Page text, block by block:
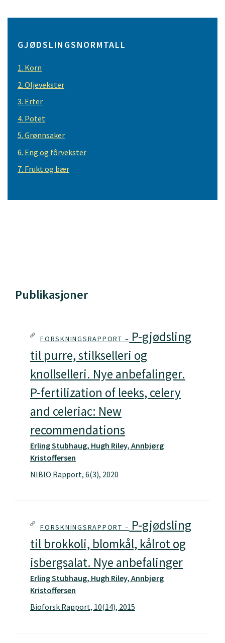
GJØDSLINGSNORMTALL
1. Korn
2. Oljevekster
3. Erter
4. Potet
5. Grønnsaker
6. Eng og fôrvekster
7. Frukt og bær
Publikasjoner
FORSKNINGSRAPPORT – P-gjødsling
til purre, stilkselleri og
knollselleri. Nye anbefalinger.
P-fertilization of leeks, celery
and celeriac: New
recommendations
Erling Stubhaug, Hugh Riley, Annbjørg
Kristoffersen
NIBIO Rapport, 6(3), 2020
FORSKNINGSRAPPORT – P-gjødsling
til brokkoli, blomkål, kålrot og
isbergsalat. Nye anbefalinger
Erling Stubhaug, Hugh Riley, Annbjørg
Kristoffersen
Bioforsk Rapport, 10(14), 2015